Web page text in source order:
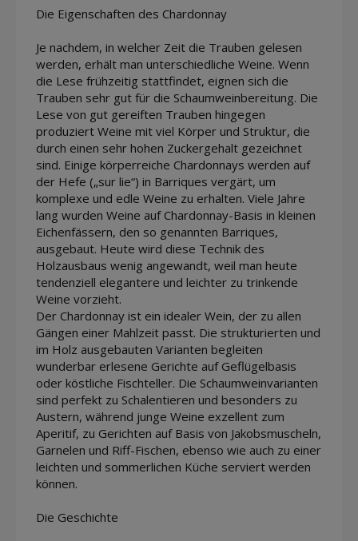
Die Eigenschaften des Chardonnay
Je nachdem, in welcher Zeit die Trauben gelesen
werden, erhält man unterschiedliche Weine. Wenn
die Lese frühzeitig stattfindet, eignen sich die
Trauben sehr gut für die Schaumweinbereitung. Die
Lese von gut gereiften Trauben hingegen
produziert Weine mit viel Körper und Struktur, die
durch einen sehr hohen Zuckergehalt gezeichnet
sind. Einige körperreiche Chardonnays werden auf
der Hefe („sur lie“) in Barriques vergärt, um
komplexe und edle Weine zu erhalten. Viele Jahre
lang wurden Weine auf Chardonnay-Basis in kleinen
Eichenfässern, den so genannten Barriques,
ausgebaut. Heute wird diese Technik des
Holzausbaus wenig angewandt, weil man heute
tendenziell elegantere und leichter zu trinkende
Weine vorzieht.
Der Chardonnay ist ein idealer Wein, der zu allen
Gängen einer Mahlzeit passt. Die strukturierten und
im Holz ausgebauten Varianten begleiten
wunderbar erlesene Gerichte auf Geflügelbasis
oder köstliche Fischteller. Die Schaumweinvarianten
sind perfekt zu Schalentieren und besonders zu
Austern, während junge Weine exzellent zum
Aperitif, zu Gerichten auf Basis von Jakobsmuscheln,
Garnelen und Riff-Fischen, ebenso wie auch zu einer
leichten und sommerlichen Küche serviert werden
können.
Die Geschichte